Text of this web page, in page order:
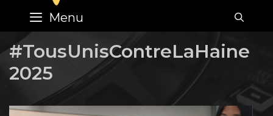
Menu
#TousUnisContreLaHaine
2025